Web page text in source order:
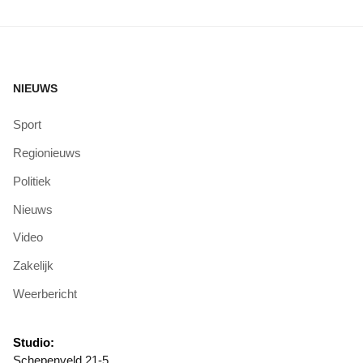
NIEUWS
Sport
Regionieuws
Politiek
Nieuws
Video
Zakelijk
Weerbericht
Studio: